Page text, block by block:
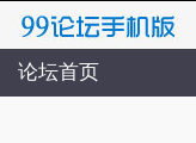
论坛首页